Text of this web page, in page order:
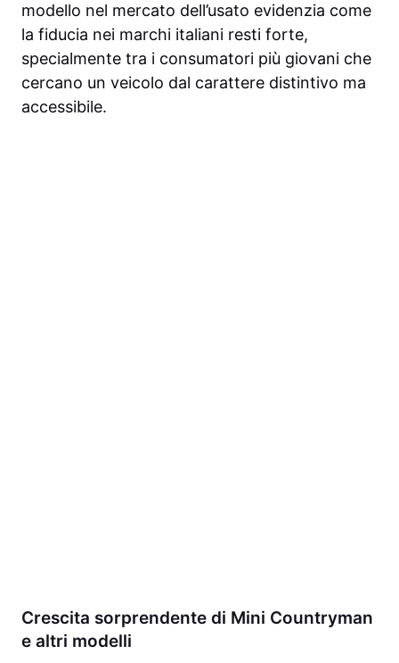
modello nel mercato dell’usato evidenzia come
la fiducia nei marchi italiani resti forte,
specialmente tra i consumatori più giovani che
cercano un veicolo dal carattere distintivo ma
accessibile.
Crescita sorprendente di Mini Countryman
e altri modelli